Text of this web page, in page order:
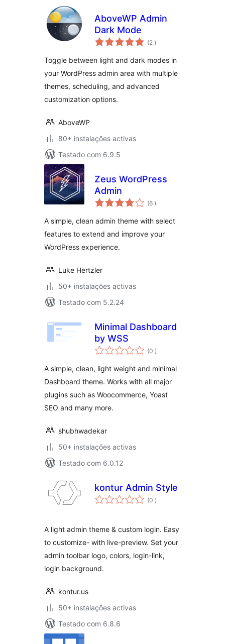
AboveWP Admin
Dark Mode
(2 classificações
)
Toggle between light and dark modes in
your WordPress admin area with multiple
themes, scheduling, and advanced
customization options.
AboveWP
80+ instalações activas
Testado com 6.9.5
Zeus WordPress
Admin
(6 classificações
)
A simple, clean admin theme with select
features to extend and improve your
WordPress experience.
Luke Hertzler
50+ instalações activas
Testado com 5.2.24
Minimal Dashboard
by WSS
(0 classificações
)
A simple, clean, light weight and minimal
Dashboard theme. Works with all major
plugins such as Woocommerce, Yoast
SEO and many more.
shubhwadekar
50+ instalações activas
Testado com 6.0.12
kontur Admin Style
(0 classificações
)
A light admin theme & custom login. Easy
to customize- with live-preview. Set your
admin toolbar logo, colors, login-link,
login background.
kontur.us
50+ instalações activas
Testado com 6.8.6